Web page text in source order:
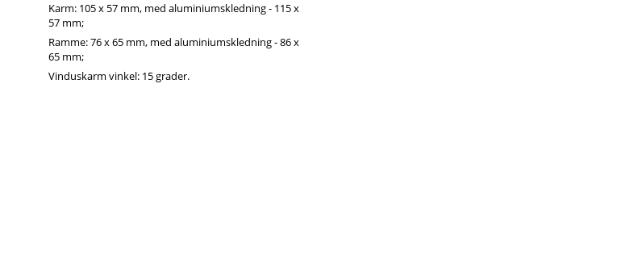
Karm: 105 x 57 mm, med aluminiumskledning - 115 x
57 mm;
Ramme: 76 x 65 mm, med aluminiumskledning - 86 x
65 mm;
Vinduskarm vinkel: 15 grader.